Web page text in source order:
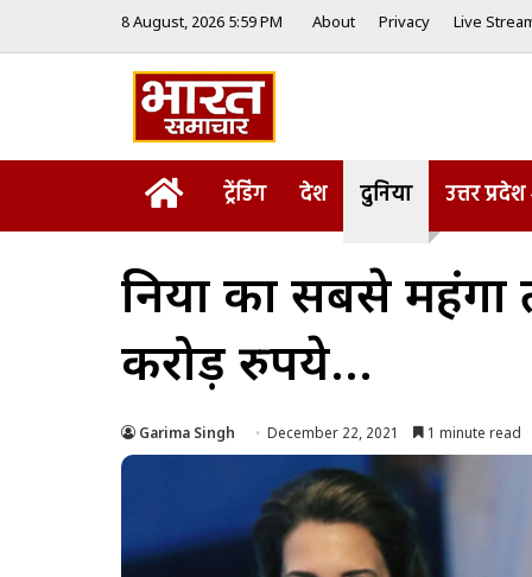
8 August, 2026 5:59 PM About Privacy Live
Homeट्रेंडिंग देश दुनिया उत्तर प्रदेश
दुनिया का सबसे
करोड़ रुपये…
Garima Singh December 22, 2021 1 minute read